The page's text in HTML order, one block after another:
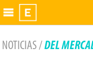
Exhibidor
NOTICIAS /DEL